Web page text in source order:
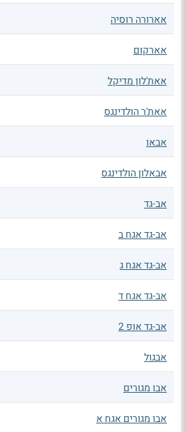
אארורה רוסיה
אארקום
אאת'לון מדיקל
אאת'ר הולדינגס
אבאו
אבאלון הולדינגס
אב-גד
אב-גד אגח ב
אב-גד אגח ג
אב-גד אגח ד
אב-גד אופ 2
אבגול
אבו מגורים
אבו מגורים אגח א